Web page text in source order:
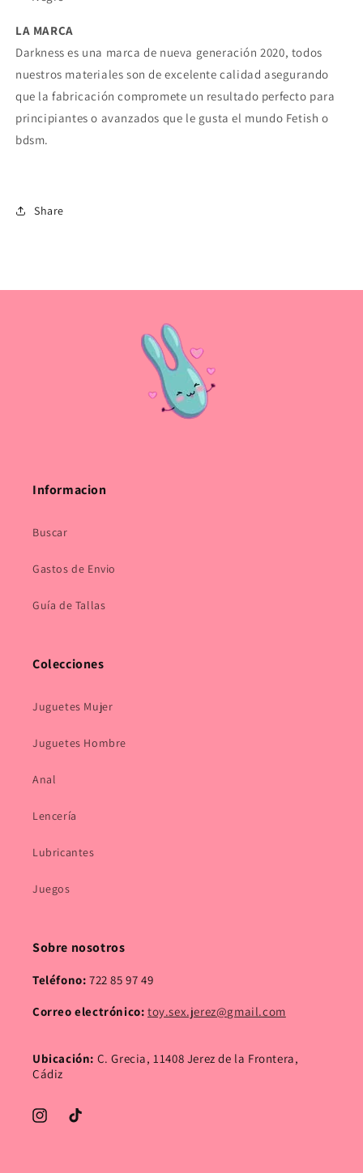
LA MARCA
Darkness es una marca de nueva generación 2020, todos
nuestros materiales son de excelente calidad asegurando
que la fabricación compromete un resultado perfecto para
principiantes o avanzados que le gusta el mundo Fetish o
bdsm.
Share
Informacion
Buscar
Gastos de Envio
Guía de Tallas
Colecciones
Juguetes Mujer
Juguetes Hombre
Anal
Lencería
Lubricantes
Juegos
Sobre nosotros
Teléfono: 722 85 97 49
Correo electrónico: toy.sex.jerez@gmail.com
Ubicación: C. Grecia, 11408 Jerez de la Frontera,
Cádiz
InstagramTikTok